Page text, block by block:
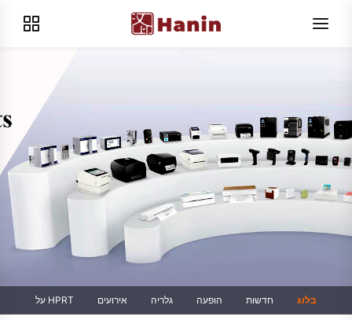
על HPRT אירועים גלריה הופעה חדשות בלוג